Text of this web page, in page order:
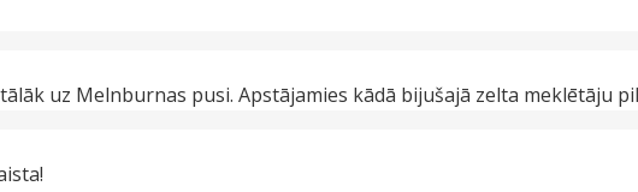
uz Melnburnas pusi. Apstājamies kādā bijušajā zelta meklētāju